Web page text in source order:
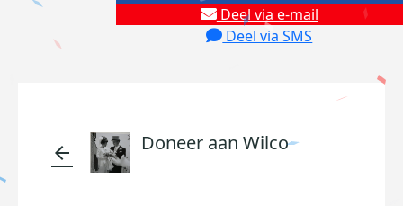
Deel via e-mail
Deel via SMS
arrow_back Doneer aan Wilco